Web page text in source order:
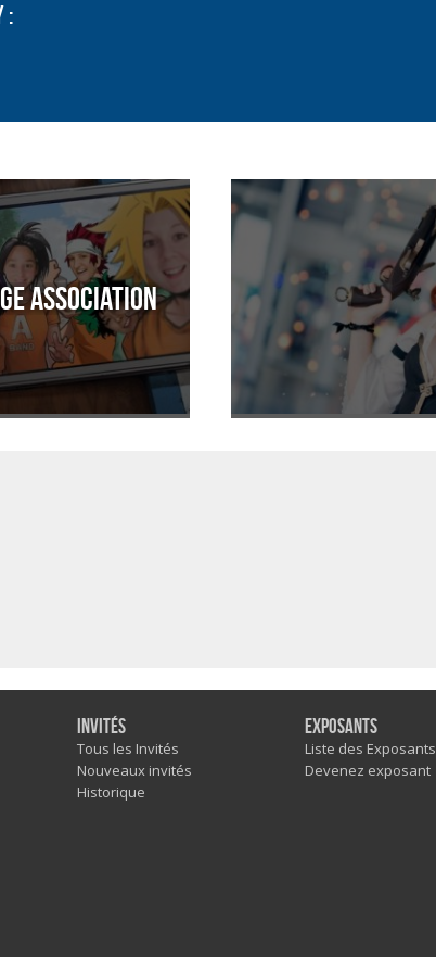
:
Association
Invités
Tous les Invités
Nouveaux invités
Historique
Exposants
Liste des Exposants
Devenez exposant